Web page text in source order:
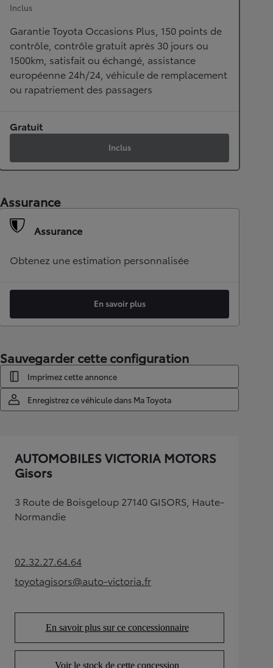
Inclus
Garantie Toyota Occasions Plus, 150 points de
contrôle, contrôle gratuit après 30 jours ou
1500km, satisfait ou échangé, assistance
européenne 24h/24, véhicule de remplacement
ou rapatriement des passagers
Gratuit
Inclus
Assurance
Assurance
Obtenez une estimation personnalisée
En savoir plus
Sauvegarder cette configuration
Imprimez cette annonce
Enregistrez ce véhicule dans Ma Toyota
AUTOMOBILES VICTORIA MOTORS
Gisors
3 Route de Boisgeloup 27140 GISORS, Haute-
Normandie
02.32.27.64.64(Opens in new tab)
toyotagisors@auto-victoria.fr
(Opens in new tab)
En savoir plus sur ce concessionnaire
(Opens in new tab)
Voir le stock de cette concession